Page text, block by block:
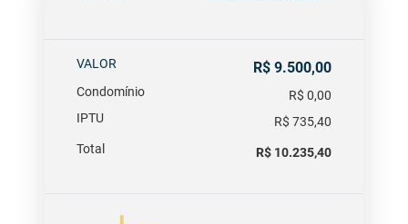
VALOR R$ 9.500,00
Condomínio
R$ 0,00
IPTU
R$ 735,40
Total
R$ 10.235,40